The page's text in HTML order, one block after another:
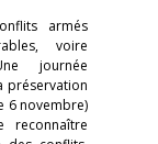
armés
voire
journée
préservation
6 novembre)